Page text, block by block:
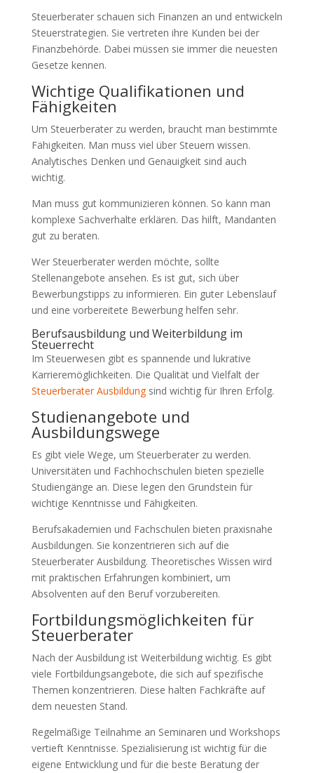
Steuerberater schauen sich Finanzen an und entwickeln
Steuerstrategien. Sie vertreten ihre Kunden bei der
Finanzbehörde. Dabei müssen sie immer die neuesten
Gesetze kennen.
Wichtige Qualifikationen und
Fähigkeiten
Um Steuerberater zu werden, braucht man bestimmte
Fähigkeiten. Man muss viel über Steuern wissen.
Analytisches Denken und Genauigkeit sind auch
wichtig.
Man muss gut kommunizieren können. So kann man
komplexe Sachverhalte erklären. Das hilft, Mandanten
gut zu beraten.
Wer Steuerberater werden möchte, sollte
Stellenangebote ansehen. Es ist gut, sich über
Bewerbungstipps zu informieren. Ein guter Lebenslauf
und eine vorbereitete Bewerbung helfen sehr.
Berufsausbildung und Weiterbildung im
Steuerrecht
Im Steuerwesen gibt es spannende und lukrative
Karrieremöglichkeiten. Die Qualität und Vielfalt der
Steuerberater Ausbildungsind wichtig für Ihren Erfolg.
Studienangebote und
Ausbildungswege
Es gibt viele Wege, um Steuerberater zu werden.
Universitäten und Fachhochschulen bieten spezielle
Studiengänge an. Diese legen den Grundstein für
wichtige Kenntnisse und Fähigkeiten.
Berufsakademien und Fachschulen bieten praxisnahe
Ausbildungen. Sie konzentrieren sich auf die
Steuerberater Ausbildung. Theoretisches Wissen wird
mit praktischen Erfahrungen kombiniert, um
Absolventen auf den Beruf vorzubereiten.
Fortbildungsmöglichkeiten für
Steuerberater
Nach der Ausbildung ist Weiterbildung wichtig. Es gibt
viele Fortbildungsangebote, die sich auf spezifische
Themen konzentrieren. Diese halten Fachkräfte auf
dem neuesten Stand.
Regelmäßige Teilnahme an Seminaren und Workshops
vertieft Kenntnisse. Spezialisierung ist wichtig für die
eigene Entwicklung und für die beste Beratung der